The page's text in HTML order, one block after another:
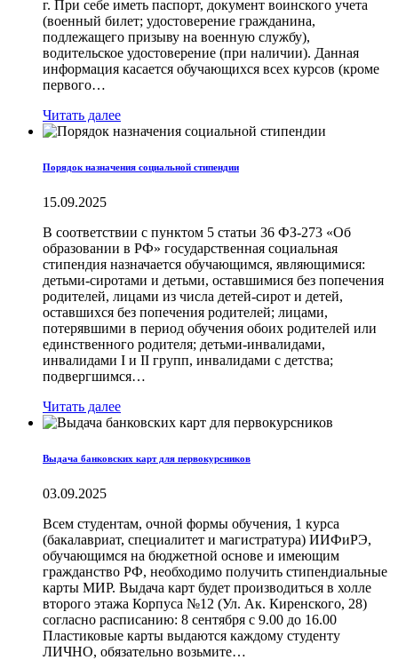
г. При себе иметь паспорт, документ воинского учета
(военный билет; удостоверение гражданина,
подлежащего призыву на военную службу),
водительское удостоверение (при наличии). Данная
информация касается обучающихся всех курсов (кроме
первого…
Читать далее
Порядок назначения социальной стипендии
15.09.2025
В соответствии с пунктом 5 статьи 36 ФЗ-273 «Об
образовании в РФ» государственная социальная
стипендия назначается обучающимся, являющимися:
детьми-сиротами и детьми, оставшимися без попечения
родителей, лицами из числа детей-сирот и детей,
оставшихся без попечения родителей; лицами,
потерявшими в период обучения обоих родителей или
единственного родителя; детьми-инвалидами,
инвалидами I и II групп, инвалидами с детства;
подвергшимся…
Читать далее
Выдача банковских карт для первокурсников
03.09.2025
Всем студентам, очной формы обучения, 1 курса
(бакалавриат, специалитет и магистратура) ИИФиРЭ,
обучающимся на бюджетной основе и имеющим
гражданство РФ, необходимо получить стипендиальные
карты МИР. Выдача карт будет производиться в холле
второго этажа Корпуса №12 (Ул. Ак. Киренского, 28)
согласно расписанию: 8 сентября с 9.00 до 16.00
Пластиковые карты выдаются каждому студенту
ЛИЧНО, обязательно возьмите…